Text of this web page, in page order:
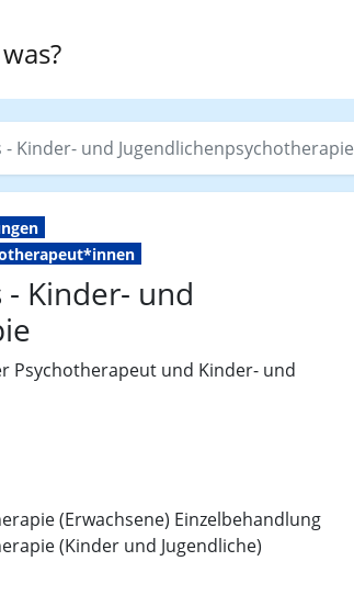
- Kinder- und Jugendlichenpsychotherapie
- Kinder- und
Psychotherapeut und Kinder- und
(Erwachsene) Einzelbehandlung
(Kinder und Jugendliche)